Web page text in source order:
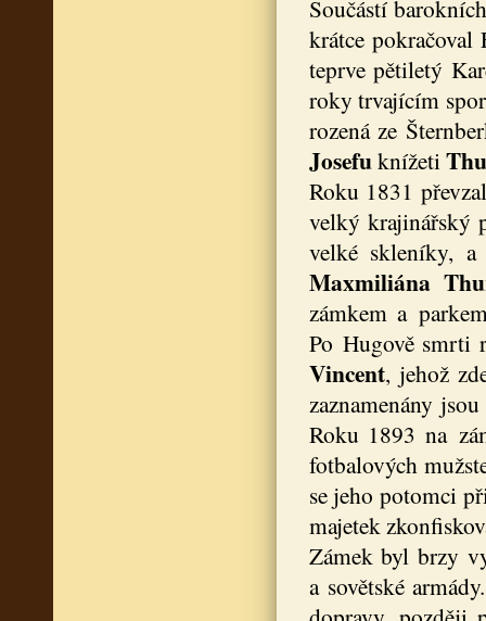
Součástí
krátce
teprve pětiletý
roky trvajícím
rozená ze
Josefuknížeti
Roku 1831
velký krajinářský
velké skleníky,
Maxmiliána
zámkem a
Po Hugově smrti
Vincent, jehož
zaznamenány
Roku 1893 na
fotbalových
se jeho potomci
majetek
Zámek byl brzy
a sovětské